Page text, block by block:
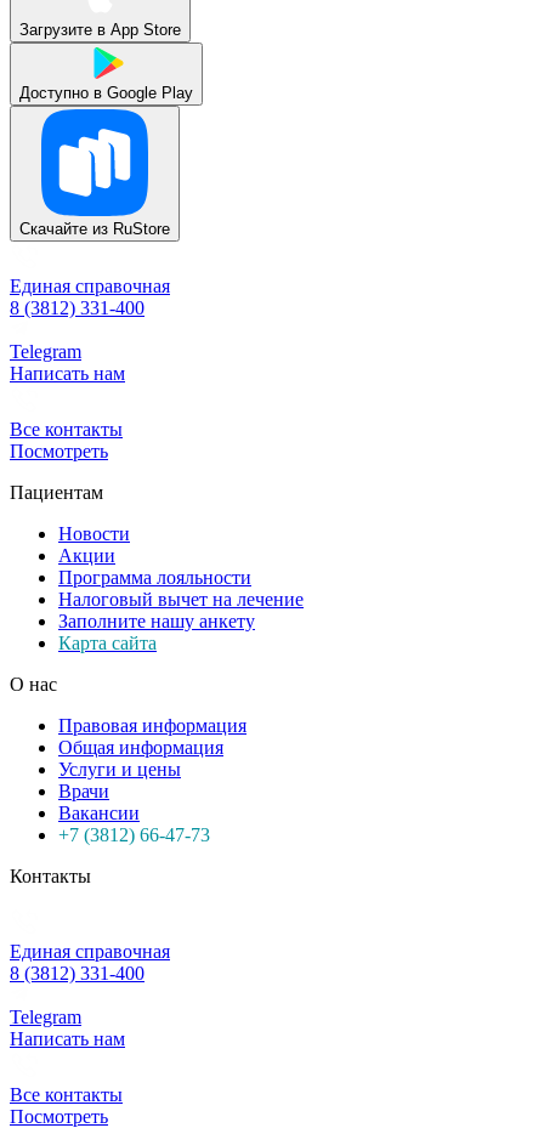
Загрузите в App Store
Доступно в Google Play
Скачайте из RuStore
Единая справочная
8 (3812) 331-400
Telegram
Написать нам
Все контакты
Посмотреть
Пациентам
Новости
Акции
Программа лояльности
Налоговый вычет на лечение
Заполните нашу анкету
Карта сайта
О нас
Правовая информация
Общая информация
Услуги и цены
Врачи
Вакансии
+7 (3812) 66-47-73
Контакты
Единая справочная
8 (3812) 331-400
Telegram
Написать нам
Все контакты
Посмотреть